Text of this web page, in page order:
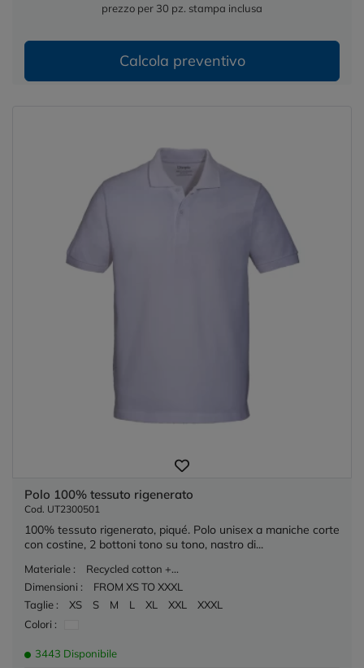
prezzo per 30 pz. stampa inclusa
Calcola preventivo
Polo 100% tessuto rigenerato
Cod. UT2300501
100% tessuto rigenerato, piqué. Polo unisex a maniche corte
con costine, 2 bottoni tono su tono, nastro di...
Materiale :
Recycled cotton +...
Dimensioni :
FROM XS TO XXXL
Taglie :
XS S M L XL XXL
XXXL
Colori :
3443 Disponibile